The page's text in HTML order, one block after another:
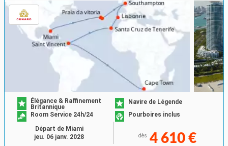
Élégance & Raffinement
Britannique
Navire de Légende
Room Service 24h/24
Pourboires inclus
dès 4 610 €
Départ de Miami
jeu. 06 janv. 2028